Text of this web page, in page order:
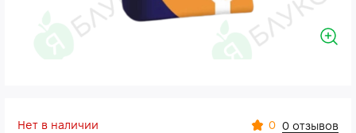
Нет в наличии 0 0 отзывов